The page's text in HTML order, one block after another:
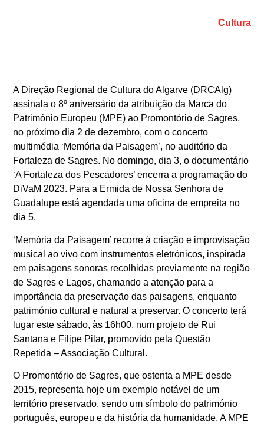
Cultura
A Direção Regional de Cultura do Algarve (DRCAlg)
assinala o 8º aniversário da atribuição da Marca do
Património Europeu (MPE) ao Promontório de Sagres,
no próximo dia 2 de dezembro, com o concerto
multimédia ‘Memória da Paisagem’, no auditório da
Fortaleza de Sagres. No domingo, dia 3, o documentário
‘A Fortaleza dos Pescadores’ encerra a programação do
DiVaM 2023. Para a Ermida de Nossa Senhora de
Guadalupe está agendada uma oficina de empreita no
dia 5.
‘Memória da Paisagem’ recorre à criação e improvisação
musical ao vivo com instrumentos eletrónicos, inspirada
em paisagens sonoras recolhidas previamente na região
de Sagres e Lagos, chamando a atenção para a
importância da preservação das paisagens, enquanto
património cultural e natural a preservar. O concerto terá
lugar este sábado, às 16h00, num projeto de Rui
Santana e Filipe Pilar, promovido pela Questão
Repetida – Associação Cultural.
O Promontório de Sagres, que ostenta a MPE desde
2015, representa hoje um exemplo notável de um
território preservado, sendo um símbolo do património
português, europeu e da história da humanidade. A MPE